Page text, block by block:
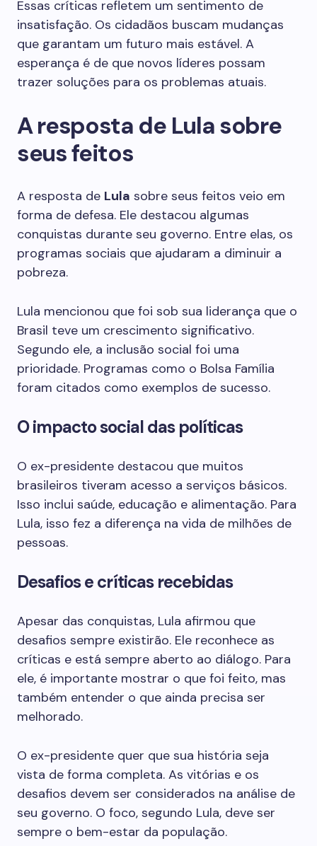
Essas críticas refletem um sentimento de
insatisfação. Os cidadãos buscam mudanças
que garantam um futuro mais estável. A
esperança é de que novos líderes possam
trazer soluções para os problemas atuais.
A resposta de Lula sobre
seus feitos
A resposta de Lula sobre seus feitos veio em
forma de defesa. Ele destacou algumas
conquistas durante seu governo. Entre elas, os
programas sociais que ajudaram a diminuir a
pobreza.
Lula mencionou que foi sob sua liderança que o
Brasil teve um crescimento significativo.
Segundo ele, a inclusão social foi uma
prioridade. Programas como o Bolsa Família
foram citados como exemplos de sucesso.
O impacto social das políticas
O ex-presidente destacou que muitos
brasileiros tiveram acesso a serviços básicos.
Isso inclui saúde, educação e alimentação. Para
Lula, isso fez a diferença na vida de milhões de
pessoas.
Desafios e críticas recebidas
Apesar das conquistas, Lula afirmou que
desafios sempre existirão. Ele reconhece as
críticas e está sempre aberto ao diálogo. Para
ele, é importante mostrar o que foi feito, mas
também entender o que ainda precisa ser
melhorado.
O ex-presidente quer que sua história seja
vista de forma completa. As vitórias e os
desafios devem ser considerados na análise de
seu governo. O foco, segundo Lula, deve ser
sempre o bem-estar da população.